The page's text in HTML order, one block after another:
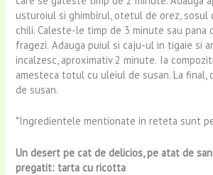
usturoiul si ghimbirul, otetul de orez, sosul
chili. Caleste-le timp de 3 minute sau pana
fragezi. Adauga puiul si caju-ul in tigaie si
incalzesc, aproximativ 2 minute. Ia
amesteca totul cu uleiul de susan. La final,
de susan.
*Ingredientele mentionate in reteta sunt
Un desert pe cat de delicios, pe atat de
pregatit: tarta cu ricotta